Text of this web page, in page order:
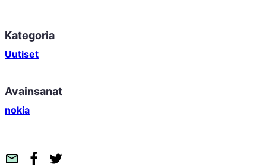
Kategoria
Uutiset
Avainsanat
nokia